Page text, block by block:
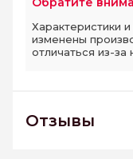
Характеристики
изменены
отличаться из-
Отзывы